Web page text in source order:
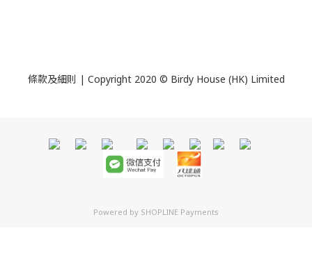
條款及細則 | Copyright 2020 © Birdy House (HK) Limited
Powered by SHOPLINE Payments